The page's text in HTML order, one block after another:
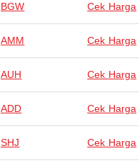
BGW Cek Harga
AMM Cek Harga
AUH Cek Harga
ADD Cek Harga
SHJ Cek Harga